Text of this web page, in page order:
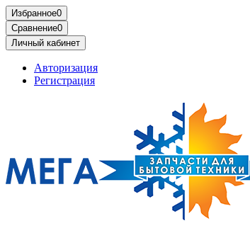
Избранное0
Сравнение0
Личный кабинет
Авторизация
Регистрация